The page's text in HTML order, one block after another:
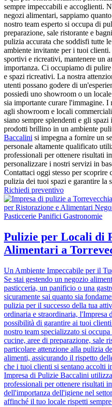
sempre impeccabili e accoglienti.
negozi alimentari, sappiamo
nostro team esperto si occupa di
preparazione, sale ristorante e
pulizia accurata che soddisfi tutte
ambiente invitante per i tuoi
sportivi e ricreativi, mantenere un
importanza. Ci occupiamo di
e spazi ricreativi. La nostra
utenti possano godere di
possiedi uno showroom o un
sia importante curare l'immagine.
agli showroom e locali
siano sempre splendenti e gli
prodotti brillino in un ambiente
Baccalini si impegna a fornire un
personale altamente qualificato
professionali per ottenere risultati
personalizzare i nostri servizi in
Contattaci oggi stesso per scoprire
pulizia dei tuoi spazi e garantire la
Richiedi preventivo
Pulizie per Locali di
Alimentari a
Un Ambiente Impeccabile per il
Se stai gestendo un negozio
pasticceria, un panificio o una
sicuramente sai quanto sia
pulizia per il successo della tua
ordinaria e straordinaria,
possibilità di garantire ai tuoi
nostro team specializzato si
cucine, aree di preparazione, sale
particolare attenzione alla pulizia
alimenti, assicurando il rispetto
che i tuoi clienti si sentano accolti
Impresa di Pulizie Baccalini
professionali per ottenere risultati
dell'importanza dell'igiene nel
affinché il tuo locale rispetti